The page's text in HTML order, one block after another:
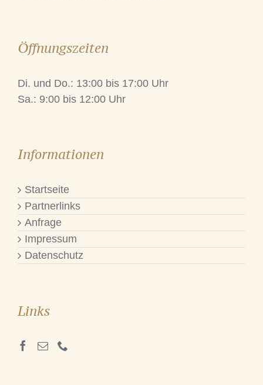
Öffnungszeiten
Di. und Do.: 13:00 bis 17:00 Uhr
Sa.: 9:00 bis 12:00 Uhr
Informationen
Startseite
Partnerlinks
Anfrage
Impressum
Datenschutz
Links